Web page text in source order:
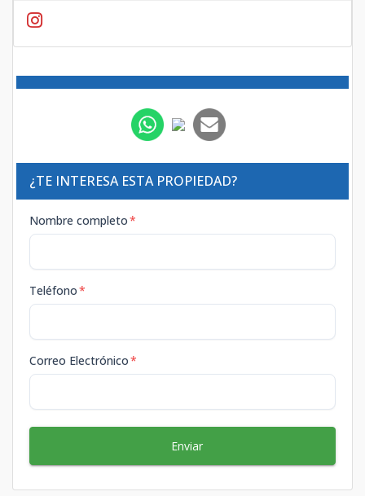
¿TE INTERESA ESTA PROPIEDAD?
Nombre completo*
Teléfono*
Correo Electrónico*
Enviar